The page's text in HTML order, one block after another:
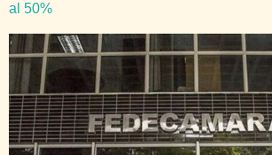
al 50%